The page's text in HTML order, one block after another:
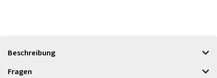
Beschreibung
Fragen